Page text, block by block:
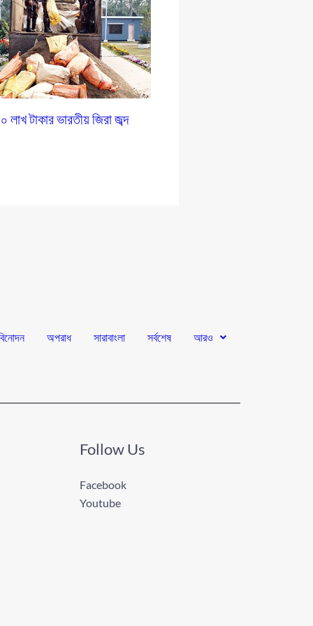
লাখ টাকার ভারতীয় জিরা জব্দ
অপরাধ সারাবাংলা সর্বশেষ আরও
Follow Us
Facebook
Youtube